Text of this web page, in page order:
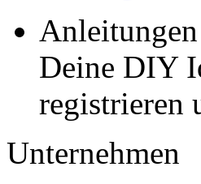
Anleitungen
Deine DIY
registrieren
Unternehmen